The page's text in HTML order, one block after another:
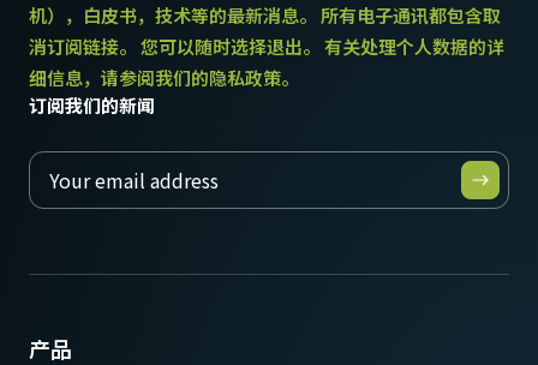
机），白皮书，技术等的最新消息。 所有电子通讯都包含取
消订阅链接。 您可以随时选择退出。 有关处理个人数据的详
细信息，请参阅我们的隐私政策。
订阅我们的新闻
产品